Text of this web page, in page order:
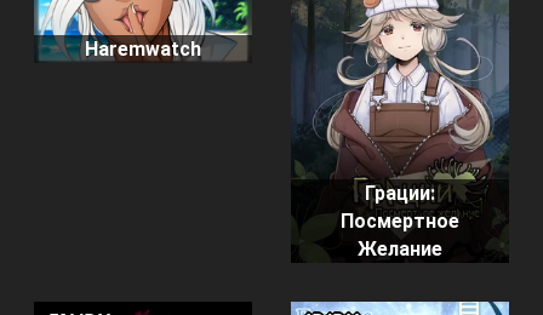
Haremwatch
Грации:
Посмертное
Желание